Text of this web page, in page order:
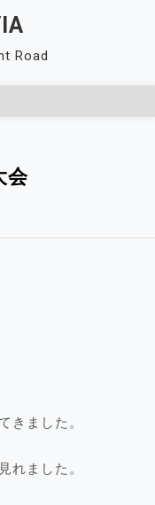
Road
会
きました。
れました。